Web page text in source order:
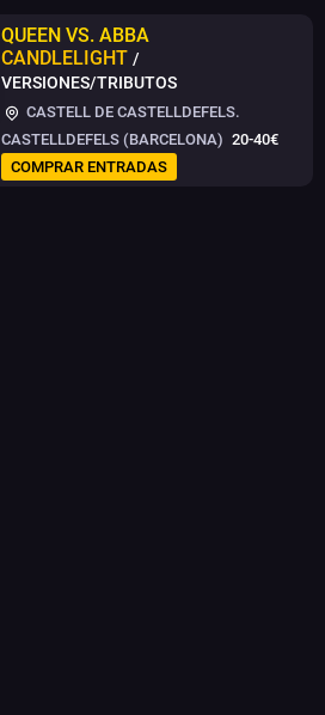
QUEEN VS. ABBA
CANDLELIGHT /
VERSIONES/TRIBUTOS
CASTELL DE CASTELLDEFELS.
CASTELLDEFELS (BARCELONA) 20-40€
COMPRAR ENTRADAS